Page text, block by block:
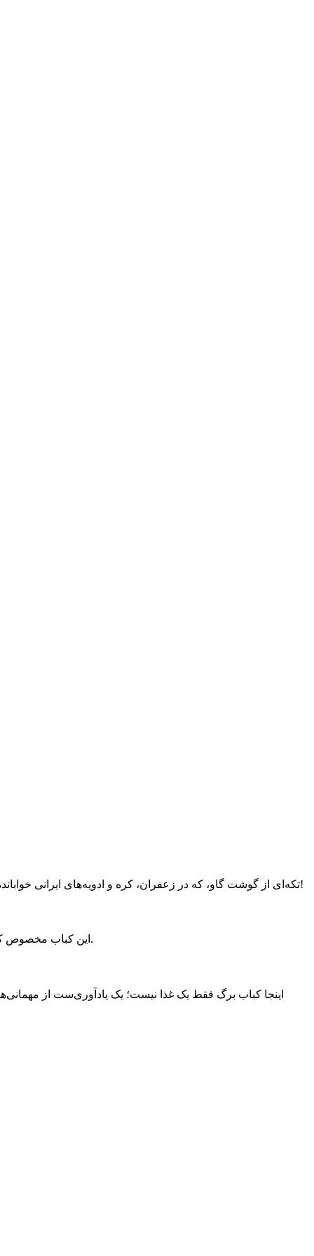
تکه‌ای از گوشت گاو، که در زعفران، کره و ادویه‌های ایرانی خوابانده شده و روی آتش زغال، کم‌کم به رنگ طلایی در می آید. لقمه‌ای که به محض تماس با زبان، آب می‌شود و هر گازش دلیلی برای لبخند است!
این کباب مخصوص کسانی‌ست که به طعم گوشت اصیل احترام می‌گذارند. نه نیاز به سس دارد، نه تزیینات اضافی؛ فقط گوشت ناب، مهارت آشپز و شعله زغال.
اینجا کباب برگ فقط یک غذا نیست؛ یک یادآوری‌ست از